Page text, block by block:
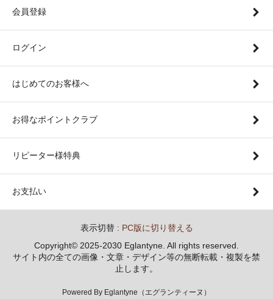
会員登録
ログイン
はじめてのお客様へ
お得なポイントクラブ
リピーター様特典
お支払い
表示切替 : PC版に切り替える
Copyright© 2025-2030 Eglantyne. All rights reserved.
サイト内の全ての画像・文章・デザイン等の無断転載・複製を禁
止します。
Powered By Eglantyne（エグランティーヌ）